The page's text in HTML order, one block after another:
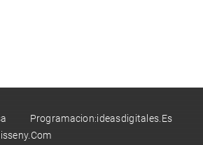
Programacion:ideasdigitales.es